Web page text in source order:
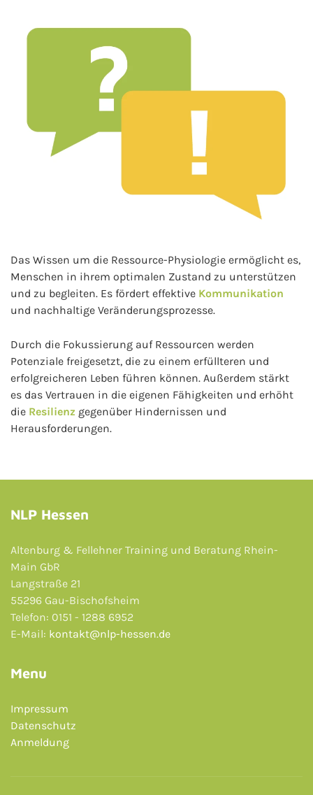
Das Wissen um die Ressource-Physiologie ermöglicht es,
Menschen in ihrem optimalen Zustand zu unterstützen
und zu begleiten. Es fördert effektive Kommunikation
und nachhaltige Veränderungsprozesse.
Durch die Fokussierung auf Ressourcen werden
Potenziale freigesetzt, die zu einem erfüllteren und
erfolgreicheren Leben führen können. Außerdem stärkt
es das Vertrauen in die eigenen Fähigkeiten und erhöht
die Resilienz gegenüber Hindernissen und
Herausforderungen.
NLP Hessen
Altenburg & Fellehner Training und Beratung Rhein-
Main GbR
Langstraße 21
55296 Gau-Bischofsheim
Telefon: 0151 - 1288 6952
E-Mail: kontakt@nlp-hessen.de
Menu
Impressum
Datenschutz
Anmeldung